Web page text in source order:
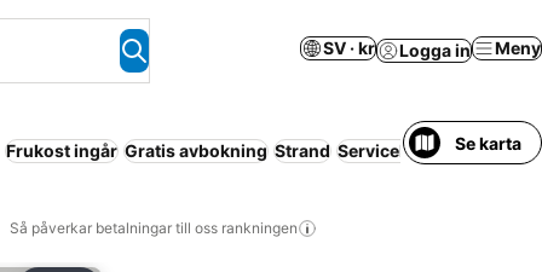
SV · kr Logga in Meny
Frukost ingår Gratis avbokning Strand Servicelägenhet Helt
Se karta
Så påverkar betalningar till oss rankningen